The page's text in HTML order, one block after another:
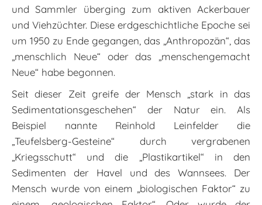
und Sammler überging zum aktiven Ackerbauer
und Viehzüchter. Diese erdgeschichtliche Epoche sei
um 1950 zu Ende gegangen, das „Anthropozän“, das
„menschlich Neue“ oder das „menschengemacht
Neue“ habe begonnen.
Seit dieser Zeit greife der Mensch „stark in das
Sedimentationsgeschehen“ der Natur ein. Als
Beispiel nannte Reinhold Leinfelder die
„Teufelsberg-Gesteine“ durch vergrabenen
„Kriegsschutt“ und die „Plastikartikel“ in den
Sedimenten der Havel und des Wannsees. Der
Mensch wurde von einem „biologischen Faktor“ zu